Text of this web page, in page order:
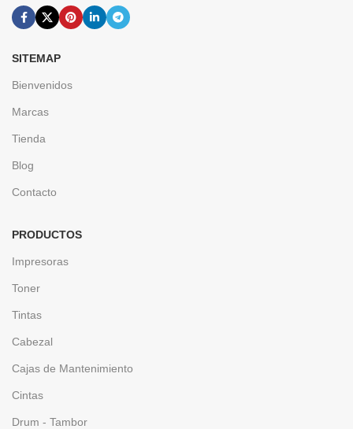
SITEMAP
Bienvenidos
Marcas
Tienda
Blog
Contacto
PRODUCTOS
Impresoras
Toner
Tintas
Cabezal
Cajas de Mantenimiento
Cintas
Drum - Tambor